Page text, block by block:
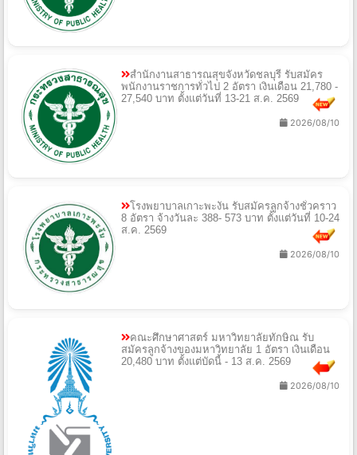
สำนักงานสาธารณสุขจังหวัดชลบุรี รับสมัคร
พนักงานราชการทั่วไป 2 อัตรา เงินเดือน 21,780 -
27,540 บาท ตั้งแต่วันที่ 13-21 ส.ค. 2569
2026/08/10
โรงพยาบาลเกาะพะงัน รับสมัครลูกจ้างชั่วคราว
8 อัตรา จ้างวันละ 388- 573 บาท ตั้งแต่วันที่ 10-24
ส.ค. 2569
2026/08/10
คณะศึกษาศาสตร์ มหาวิทยาลัยทักษิณ รับ
สมัครลูกจ้างของมหาวิทยาลัย 1 อัตรา เงินเดือน
20,480 บาท ตั้งแต่บัดนี้ - 13 ส.ค. 2569
2026/08/10